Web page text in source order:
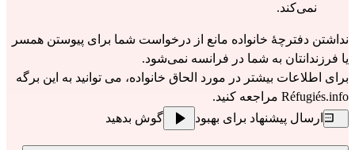
نمی‌کند.
نداشتن دفترچهٔ خانواده مانع از درخواست شما برای پیوستن همسر
یا فرزندانتان به شما در فرانسه نمی‌شود.
برای اطلاعات بیشتر در مورد الحاق خانواده، می توانید به این برگه
Réfugiés.info مراجعه کنید.
ارسال پیشنهاد برای بهبود
گوش بدهید